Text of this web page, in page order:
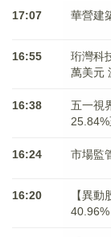
17:07 華營建
16:55
珩灣科
萬美元
16:38
五一視
16:24 市場監
16:20
【異